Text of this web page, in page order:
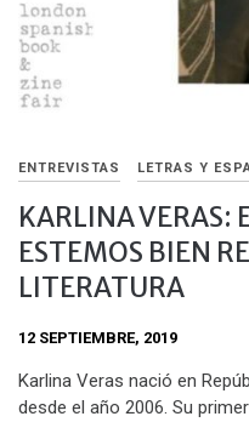
ENTREVISTAS LETRAS Y
KARLINA VERAS:
ESTEMOS BIEN
LITERATURA
12 SEPTIEMBRE, 2019
Karlina Veras nació en
desde el año 2006. Su